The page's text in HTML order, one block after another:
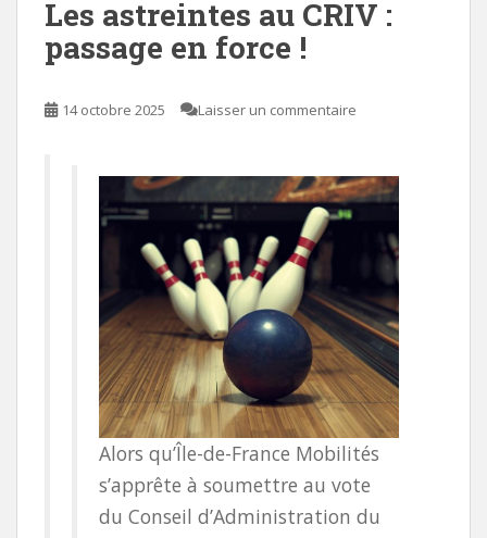
Les astreintes au CRIV :
passage en force !
14 octobre 2025 Laisser un commentaire
Alors qu’Île-de-France Mobilités
s’apprête à soumettre au vote
du Conseil d’Administration du